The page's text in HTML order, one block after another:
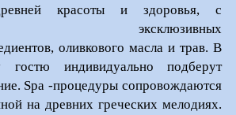
красоты и здоровья, с
эксклюзивных
оливкового масла и трав. В
гостю индивидуально подберут
Spa -процедуры сопровождаются
на древних греческих мелодиях.